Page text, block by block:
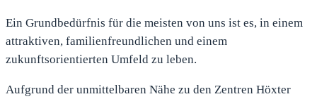
Ein Grundbedürfnis für die meisten von uns ist es, in einem
attraktiven, familienfreundlichen und einem
zukunftsorientierten Umfeld zu leben.
Aufgrund der unmittelbaren Nähe zu den Zentren Höxter